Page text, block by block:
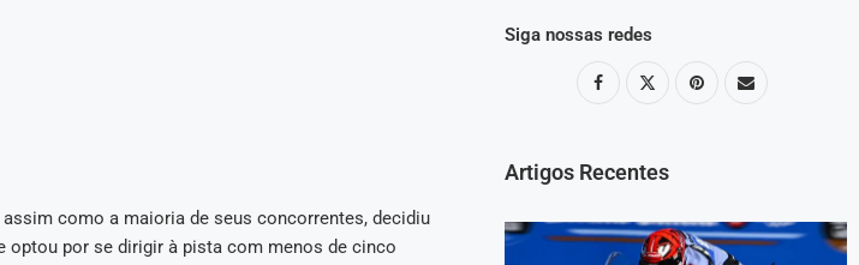
como a maioria de seus concorrentes, decidiu
optou por se dirigir à pista com menos de cinco
Siga nossas redes
Artigos Recentes